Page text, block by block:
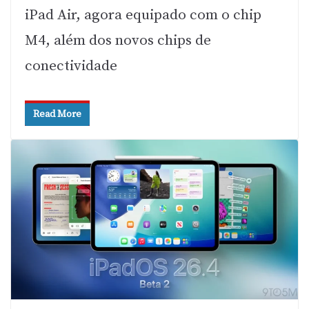
iPad Air, agora equipado com o chip
M4, além dos novos chips de
conectividade
Read More